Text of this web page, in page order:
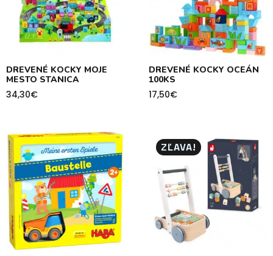
DREVENÉ KOCKY MOJE
MESTO STANICA
34,30€
DREVENÉ KOCKY OCEÁN
100KS
17,50€
ZĽAVA!